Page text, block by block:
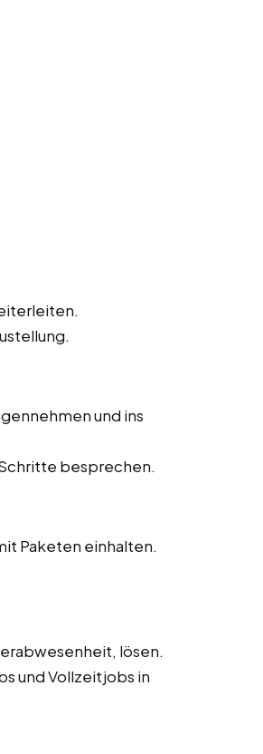
und ins
besprechen.
Paketen einhalten.
lösen.
und Vollzeitjobs in